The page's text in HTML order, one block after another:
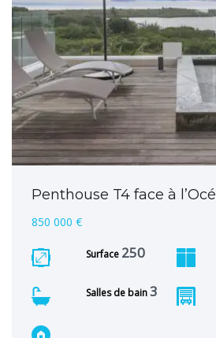
Penthouse T4 face à
850 000 €
Surface 250
Salles de bain3